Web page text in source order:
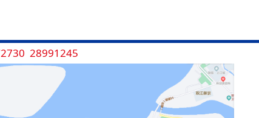
28991245